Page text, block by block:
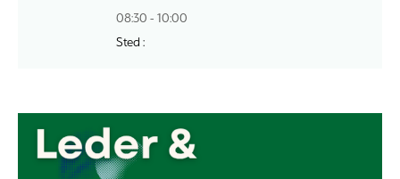
08:30 - 10:00
Sted :